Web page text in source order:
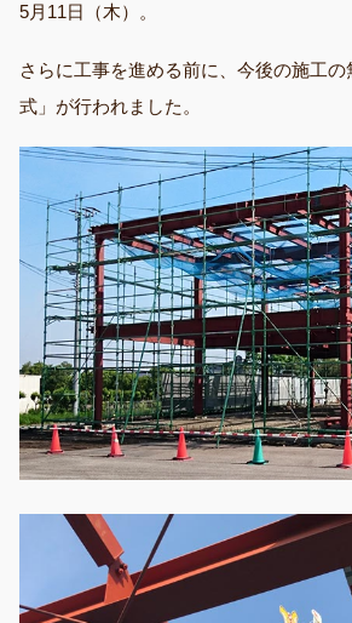
5月11日（木）。
さらに工事を進める前に、今後の施工
式」が行われました。